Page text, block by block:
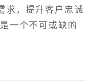
求，提升客户忠诚
一个不可或缺的